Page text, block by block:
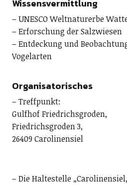
Wissensvermittlung
– UNESCO Weltnaturerbe
– Erforschung der Salzwiesen
– Entdeckung und
Vogelarten
Organisatorisches
– Treffpunkt:
Gulfhof Friedrichsgroden,
Friedrichsgroden 3,
26409 Carolinensiel
– Die Haltestelle